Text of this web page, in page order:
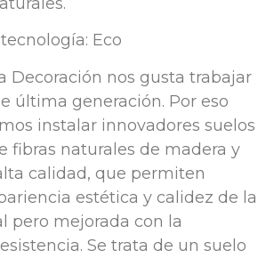
Eco
Decoración nos gusta trabajar
última generación. Por eso
instalar innovadores suelos
fibras naturales de madera y
calidad, que permiten
estética y calidez de la
pero mejorada con la
Se trata de un suelo